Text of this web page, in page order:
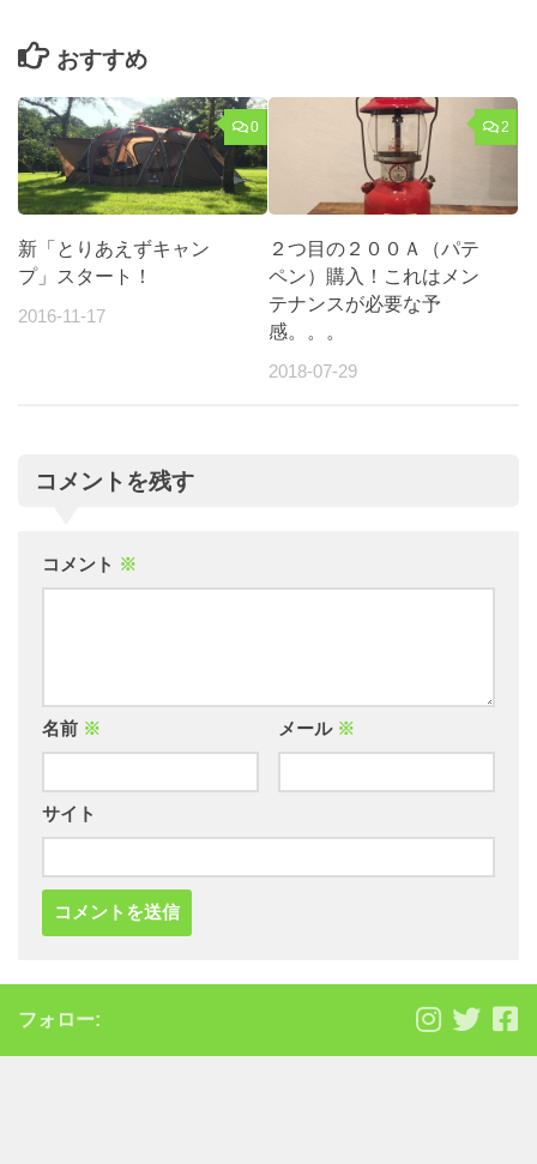
おすすめ
0
新「とりあえずキャン
プ」スタート！
2016-11-17
2
２つ目の２００Ａ（パテ
ペン）購入！これはメン
テナンスが必要な予
感。。。
2018-07-29
コメントを残す
コメント ※
名前 ※ メール ※
サイト
フォロー: